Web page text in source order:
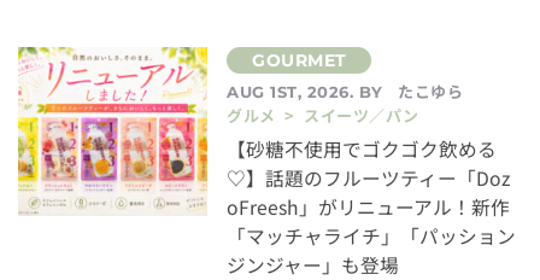
AUG 1ST, 2026. BY
たこゆら
グルメ > スイーツ／パン
【砂糖不使用でゴクゴク飲める
♡】話題のフルーツティー「Doz
oFreesh」がリニューアル！新作
「マッチャライチ」「パッション
ジンジャー」も登場